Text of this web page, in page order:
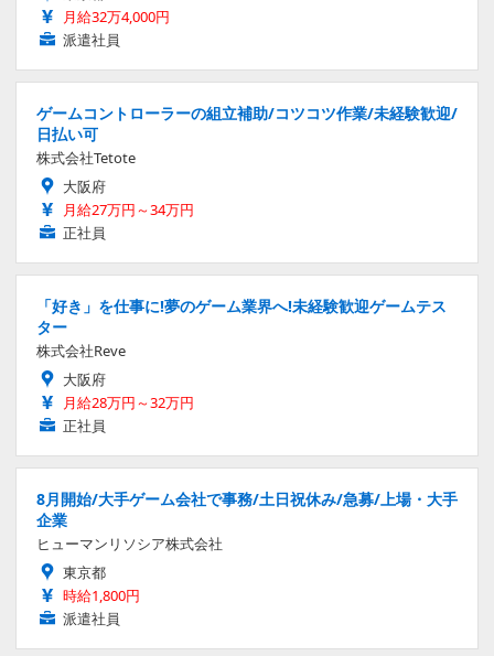
月給32万4,000円
派遣社員
ゲームコントローラーの組立補助/コツコツ作業/未経験歓迎/
日払い可
株式会社Tetote
大阪府
月給27万円～34万円
正社員
「好き」を仕事に!夢のゲーム業界へ!未経験歓迎ゲームテス
ター
株式会社Reve
大阪府
月給28万円～32万円
正社員
8月開始/大手ゲーム会社で事務/土日祝休み/急募/上場・大手
企業
ヒューマンリソシア株式会社
東京都
時給1,800円
派遣社員